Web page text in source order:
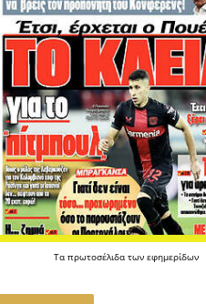
Τα πρωτοσέλιδα των εφημερίδων